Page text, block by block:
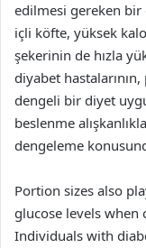
edilmesi gereken bir
içli köfte, yüksek
şekerinin de hızla
diyabet
dengeli bir diyet
beslenme
dengeleme
Portion sizes also
glucose levels when
Individuals with